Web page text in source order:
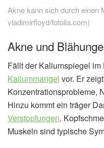
Akne kann sich durch einen
vladimirfloyd/fotolia.com)
Akne und
Fällt der Kaliumspiegel
Kaliummangel vor. Er
Konzentrationsprobleme,
Hinzu kommt ein träger
Verstopfungen.
Muskeln sind typische